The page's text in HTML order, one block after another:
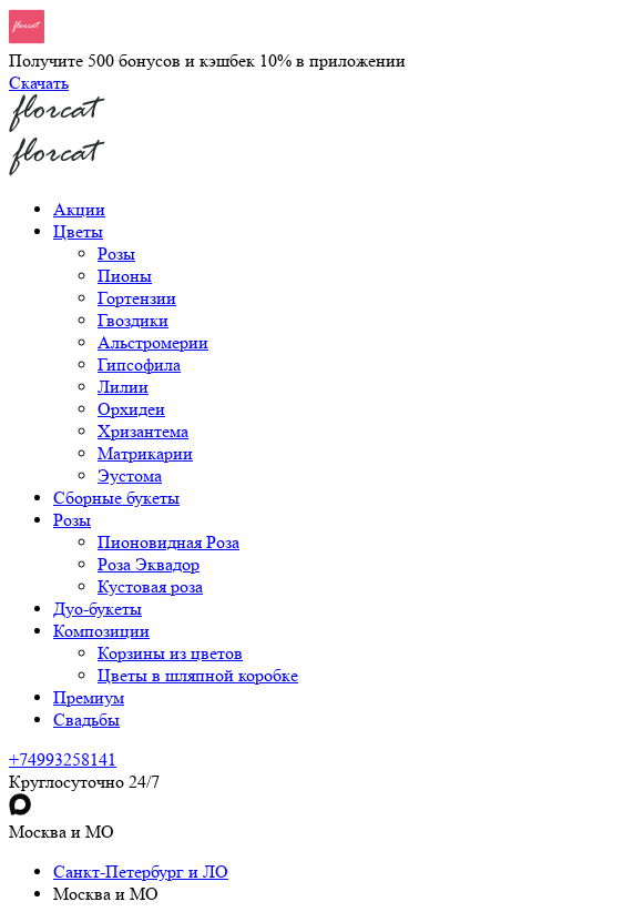
Получите 500 бонусов и кэшбек 10% в приложении
Скачать
Акции
Цветы
Розы
Пионы
Гортензии
Гвоздики
Альстромерии
Гипсофила
Лилии
Орхидеи
Хризантема
Матрикарии
Эустома
Сборные букеты
Розы
Пионовидная Роза
Роза Эквадор
Кустовая роза
Дуо-букеты
Композиции
Корзины из цветов
Цветы в шляпной коробке
Премиум
Свадьбы
+74993258141
Круглосуточно 24/7
Москва и МО
Санкт-Петербург и ЛО
Москва и МО